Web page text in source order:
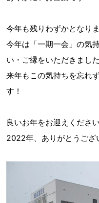
今年も残りわずかとなりま
今年は「一期一会」の気
い・ご縁をいただきました
来年もこの気持ちを忘れ
す！
良いお年をお迎えください
2022年、ありがとうご